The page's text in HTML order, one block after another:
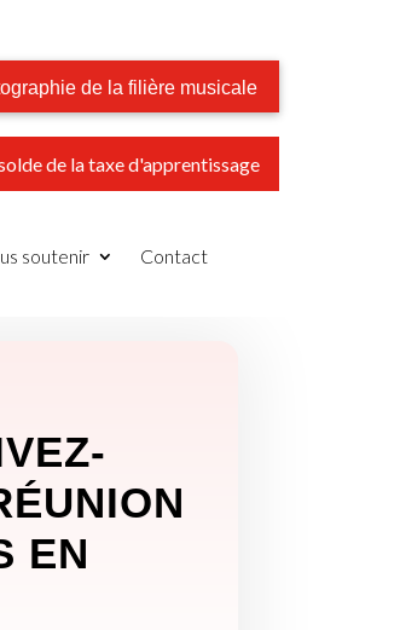
de la filière musicale
de la taxe d'apprentissage
soutenir Contact
EN